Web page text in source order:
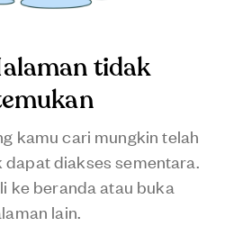
tidak
kamu cari mungkin telah
diakses sementara.
ke beranda atau buka
lain.